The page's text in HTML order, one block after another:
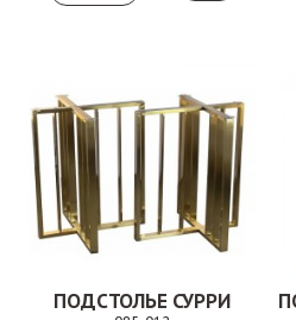
ПОДСТОЛЬЕ СУРРИ